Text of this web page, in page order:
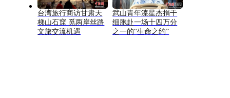
台湾旅行商访甘肃天
梯山石窟 觅两岸丝路
文旅交流机遇
武山青年漆星杰捐干
细胞赴一场十四万分
之一的“生命之约”